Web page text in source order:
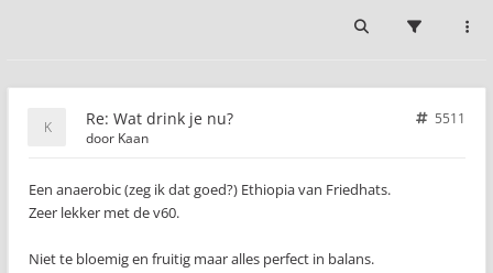
Re: Wat drink je nu?
5511
door Kaan
Een anaerobic (zeg ik dat goed?) Ethiopia van Friedhats.
Zeer lekker met de v60.
Niet te bloemig en fruitig maar alles perfect in balans.